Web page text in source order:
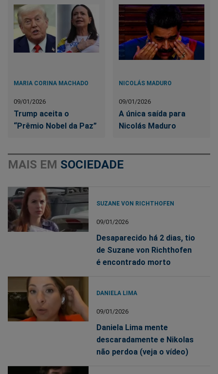
MARIA CORINA MACHADO
09/01/2026
Trump aceita o
“Prêmio Nobel da Paz”
NICOLÁS MADURO
09/01/2026
A única saída para
Nicolás Maduro
MAIS EM SOCIEDADE
SUZANE VON RICHTHOFEN
09/01/2026
Desaparecido há 2 dias, tio
de Suzane von Richthofen
é encontrado morto
DANIELA LIMA
09/01/2026
Daniela Lima mente
descaradamente e Nikolas
não perdoa (veja o vídeo)